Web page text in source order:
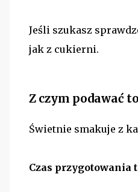
Jeśli szukasz
jak z cukierni.
Z czym podawać
Świetnie smakuje z
Czas przygotowania